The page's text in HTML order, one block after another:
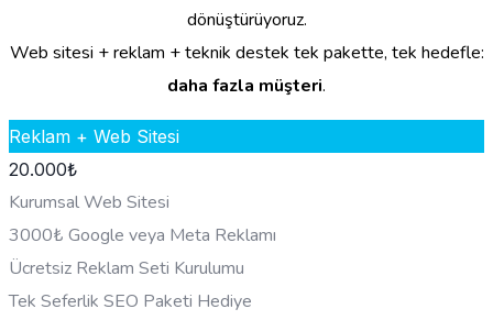
dönüştürüyoruz.
Web sitesi + reklam + teknik destek tek pakette, tek hedefle:
daha fazla müşteri.
Reklam + Web Sitesi
20.000₺
Kurumsal Web Sitesi
3000₺ Google veya Meta Reklamı
Ücretsiz Reklam Seti Kurulumu
Tek Seferlik SEO Paketi Hediye